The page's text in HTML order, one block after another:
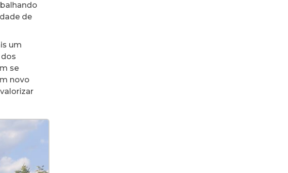
de
um
se
novo